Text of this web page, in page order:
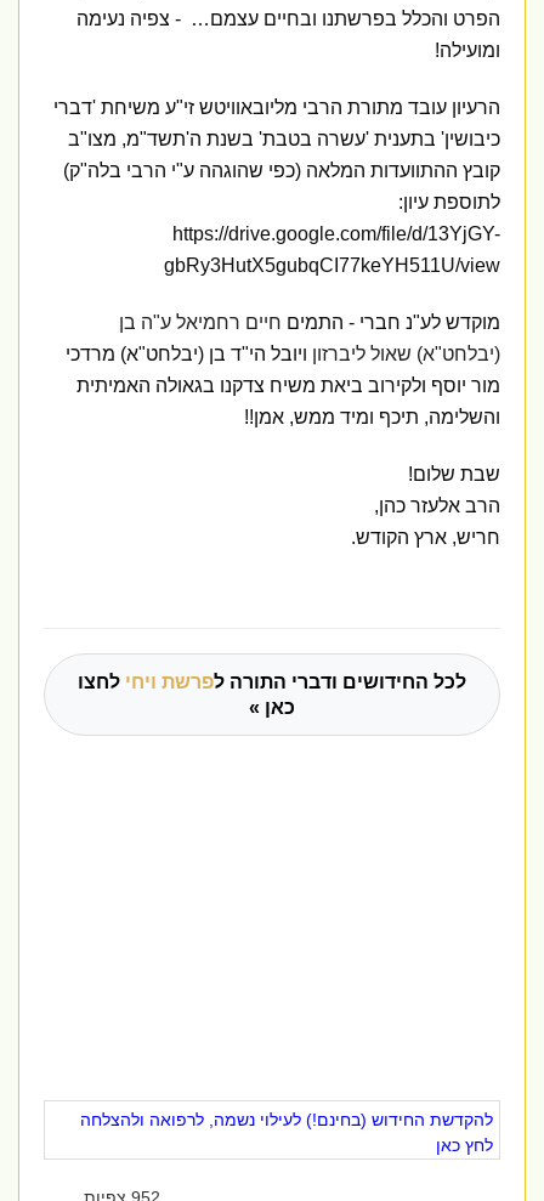
הפרט והכלל בפרשתנו ובחיים עצמם… - צפיה נעימה
ומועילה!
הרעיון עובד מתורת הרבי מליובאוויטש זי"ע משיחת 'דברי
כיבושין' בתענית 'עשרה בטבת' בשנת ה'תשד"מ, מצו"ב
קובץ ההתוועדות המלאה (כפי שהוגהה ע"י הרבי בלה"ק)
לתוספת עיון:
https://drive.google.com/file/d/13YjGY-
gbRy3HutX5gubqCI77keYH511U/view
מוקדש לע"נ חברי - התמיםחיים רחמיאל ע"ה בן
(יבלחט"א) שאול ליברזוןויובל הי"ד בן (יבלחט"א) מרדכי
מור יוסף ולקירוב ביאת משיח צדקנו בגאולה האמיתית
והשלימה, תיכף ומיד ממש, אמן!!
שבת שלום!
הרב אלעזר כהן,
חריש, ארץ הקודש.
לכל החידושים ודברי התורה לפרשת ויחילחצו
כאן »
להקדשת החידוש (בחינם!) לעילוי נשמה, לרפואה ולהצלחה
לחץ כאן